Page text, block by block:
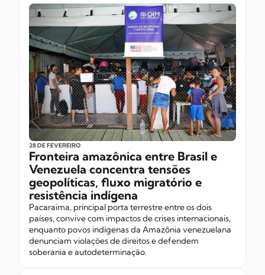
28 DE FEVEREIRO
Fronteira amazônica entre Brasil e
Venezuela concentra tensões
geopolíticas, fluxo migratório e
resistência indígena
Pacaraima, principal porta terrestre entre os dois
países, convive com impactos de crises internacionais,
enquanto povos indígenas da Amazônia venezuelana
denunciam violações de direitos e defendem
soberania e autodeterminação.